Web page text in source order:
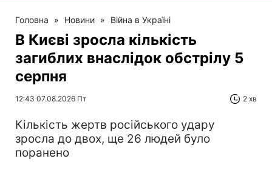
Головна » Новини » Війна в Україні
В Києві зросла кількість
загиблих внаслідок обстрілу 5
серпня
12:43 07.08.2026 Пт 2 хв
Кількість жертв російського удару
зросла до двох, ще 26 людей було
поранено